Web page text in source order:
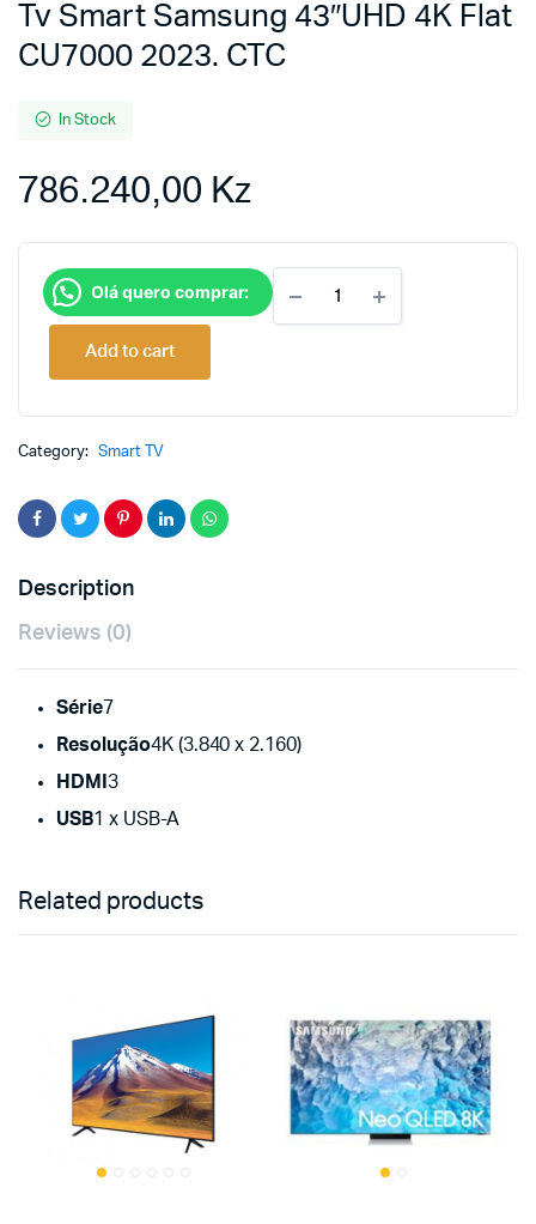
Tv Smart Samsung 43″UHD 4K Flat
CU7000 2023. CTC
In Stock
786.240,00 Kz
Olá quero comprar:
Smart
Samsung
CU7000
Add to cart
Category: Smart TV
Description
Reviews (0)
Série7
Resolução4K (3.840 x 2.160)
HDMI 3
USB1 x USB-A
Related products